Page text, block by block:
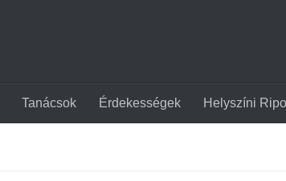
Tanácsok Érdekességek Helyszíni